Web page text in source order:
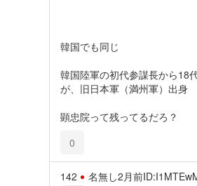
韓国でも同じ
韓国陸軍の初代参謀長から18
が、旧日本軍（満州軍）出身
顕忠院って残ってるだろ？
0
142 名無し2月前